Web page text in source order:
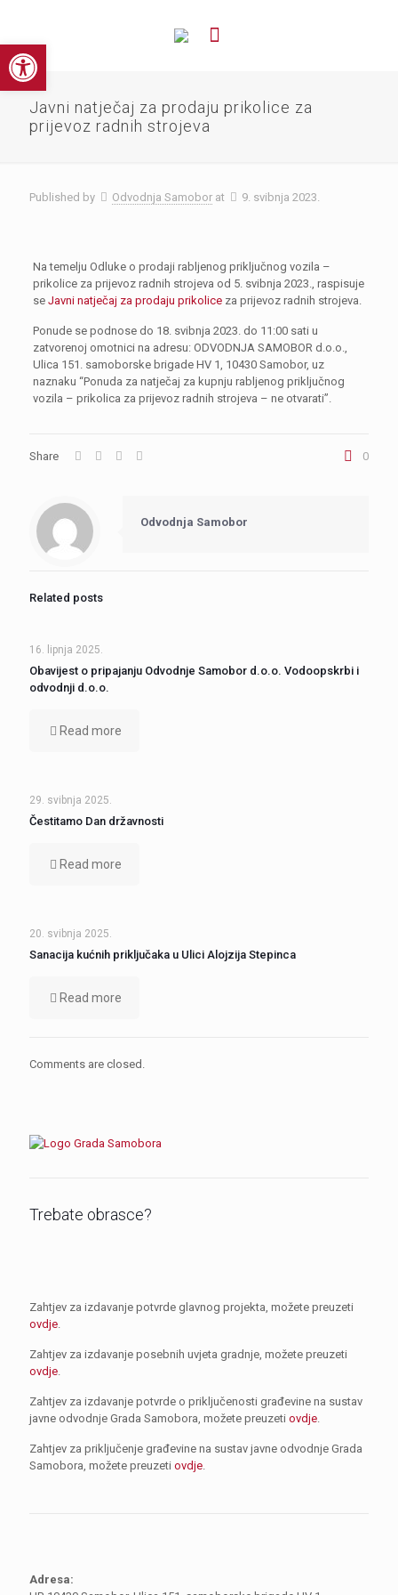
Open toolbar
Javni natječaj za prodaju prikolice za
prijevoz radnih strojeva
Published by Odvodnja Samobor at 9. svibnja 2023.
Na temelju Odluke o prodaji rabljenog priključnog vozila –
prikolice za prijevoz radnih strojeva od 5. svibnja 2023., raspisuje
se Javni natječaj za prodaju prikoliceza prijevoz radnih strojeva.
Ponude se podnose do 18. svibnja 2023. do 11:00 sati u
zatvorenoj omotnici na adresu: ODVODNJA SAMOBOR d.o.o.,
Ulica 151. samoborske brigade HV 1, 10430 Samobor, uz
naznaku “Ponuda za natječaj za kupnju rabljenog priključnog
vozila – prikolica za prijevoz radnih strojeva – ne otvarati”.
Share 0
Odvodnja Samobor
Related posts
16. lipnja 2025.
Obavijest o pripajanju Odvodnje Samobor d.o.o. Vodoopskrbi i
odvodnji d.o.o.
Read more
29. svibnja 2025.
Čestitamo Dan državnosti
Read more
20. svibnja 2025.
Sanacija kućnih priključaka u Ulici Alojzija Stepinca
Read more
Comments are closed.
Trebate obrasce?
Zahtjev za izdavanje potvrde glavnog projekta, možete preuzeti
ovdje.
Zahtjev za izdavanje posebnih uvjeta gradnje, možete preuzeti
ovdje.
Zahtjev za izdavanje potvrde o priključenosti građevine na sustav
javne odvodnje Grada Samobora, možete preuzeti ovdje.
Zahtjev za priključenje građevine na sustav javne odvodnje Grada
Samobora, možete preuzeti ovdje.
Adresa: